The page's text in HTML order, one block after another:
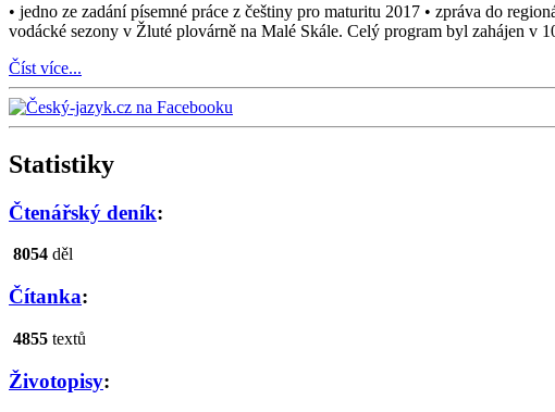
• jedno ze zadání písemné práce z češtiny pro maturitu 2017 • zpráva do
vodácké sezony v Žluté plovárně na Malé Skále. Celý program byl zahájen v
Číst více...
Statistiky
Čtenářský deník:
8054 děl
Čítanka:
4855 textů
Životopisy: